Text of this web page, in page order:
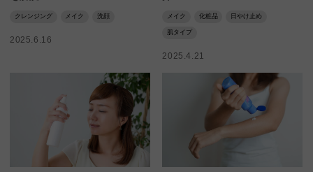
クレンジング メイク 洗顔
2025.6.16
メイク 化粧品 日やけ止め
肌タイプ
2025.4.21